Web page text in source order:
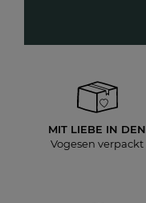
MIT LIEBE IN DEN
Vogesen verpackt